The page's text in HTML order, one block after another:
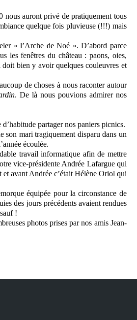
nous auront privé de pratiquement tous
quelque fois pluvieuse (!!!) mais
« l’Arche de Noé ». D’abord parce
les fenêtres du château : paons, oies,
bien y avoir quelques couleuvres et
de choses à nous raconter autour
. De là nous pouvions admirer nos
partager nos paniers picnics.
son mari tragiquement disparu dans un
écoulée.
travail informatique afin de mettre
vice-présidente Andrée Lafargue qui
et avant Andrée c’était Hélène Oriol qui
équipée pour la circonstance de
des jours précédents avaient rendues
!
photos prises par nos amis Jean-